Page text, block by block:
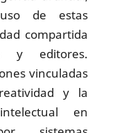
de estas
compartida
y editores.
vinculadas
y la
en